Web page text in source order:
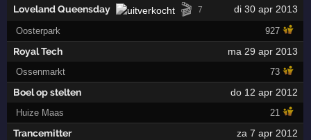
Loveland Queensday 🎬 7 di 30 apr 2013
Oosterpark 927
Royal Tech ma 29 apr 2013
Ossenmarkt 73
Boel op stelten do 12 apr 2012
Huize Maas 21
Trancemitter za 7 apr 2012